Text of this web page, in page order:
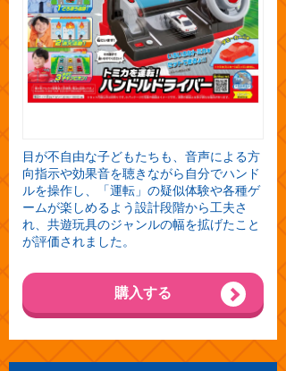
目が不自由な子どもたちも、音声による方
向指示や効果音を聴きながら自分でハンド
ルを操作し、「運転」の疑似体験や各種ゲ
ームが楽しめるよう設計段階から工夫さ
れ、共遊玩具のジャンルの幅を拡げたこと
が評価されました。
購入する